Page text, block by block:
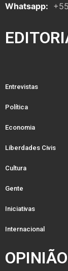
Whatsapp:
Entrevistas
Política
Economia
Liberdades Civis
Cultura
Gente
Iniciativas
Internacional
OPINIÃO